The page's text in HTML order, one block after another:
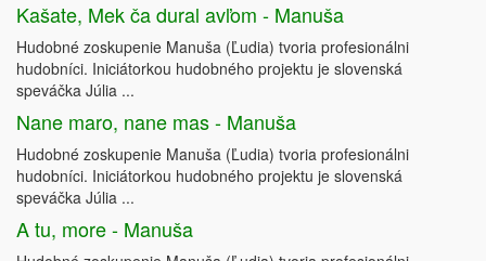
Kašate, Mek ča dural avľom - Manuša
Hudobné zoskupenie Manuša (Ľudia) tvoria profesionálni
hudobníci. Iniciátorkou hudobného projektu je slovenská
speváčka Júlia ...
Nane maro, nane mas - Manuša
Hudobné zoskupenie Manuša (Ľudia) tvoria profesionálni
hudobníci. Iniciátorkou hudobného projektu je slovenská
speváčka Júlia ...
A tu, more - Manuša